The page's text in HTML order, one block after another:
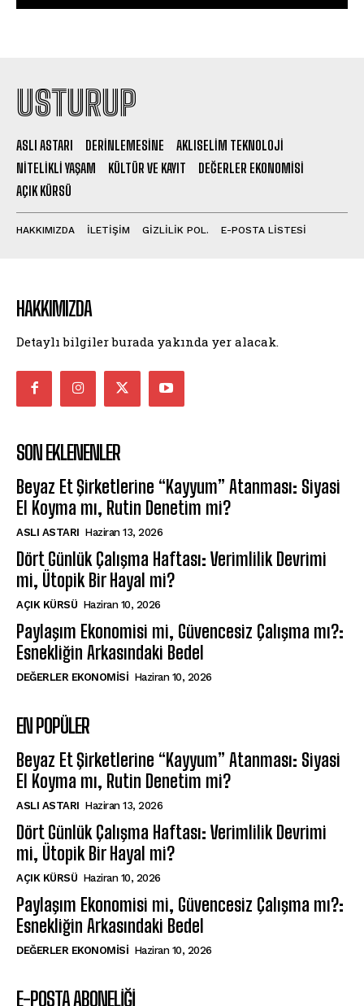
USTURUP
ASLI ASTARI DERINLEMESINE
AKLISELIM TEKNOLOJI
NITELIKLI YAŞAM
KÜLTÜR VE KAYIT
DEĞERLER EKONOMISI
AÇIK KÜRSÜ
HAKKIMIZDA İLETİŞİM GİZLİLİK POL. E-POSTA LİSTESİ
HAKKIMIZDA
Detaylı bilgiler burada yakında yer alacak.
SON EKLENENLER
Beyaz Et Şirketlerine “Kayyum” Atanması: Siyasi
El Koyma mı, Rutin Denetim mi?
ASLI ASTARI Haziran 13, 2026
Dört Günlük Çalışma Haftası: Verimlilik Devrimi
mi, Ütopik Bir Hayal mi?
AÇIK KÜRSÜ Haziran 10, 2026
Paylaşım Ekonomisi mi, Güvencesiz Çalışma mı?:
Esnekliğin Arkasındaki Bedel
DEĞERLER EKONOMISI Haziran 10, 2026
EN POPÜLER
Beyaz Et Şirketlerine “Kayyum” Atanması: Siyasi
El Koyma mı, Rutin Denetim mi?
ASLI ASTARI Haziran 13, 2026
Dört Günlük Çalışma Haftası: Verimlilik Devrimi
mi, Ütopik Bir Hayal mi?
AÇIK KÜRSÜ Haziran 10, 2026
Paylaşım Ekonomisi mi, Güvencesiz Çalışma mı?:
Esnekliğin Arkasındaki Bedel
DEĞERLER EKONOMISI Haziran 10, 2026
E-POSTA ABONELİĞİ